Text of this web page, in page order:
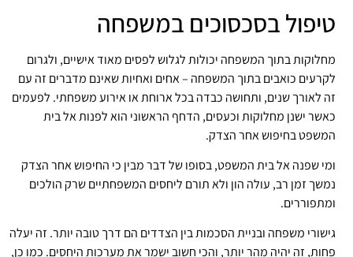
טיפול בסכסוכים במשפחה
מחלוקות בתוך המשפחה יכולות לגלוש לפסים מאוד אישיים, ולגרום
לקרעים כואבים בתוך המשפחה – אחים ואחיות שאינם מדברים זה עם
זה לאורך שנים, ותחושה כבדה בכל ארוחת או אירוע משפחתי. לפעמים
כאשר ישנן מחלוקות וכעסים, הדחף הראשוני הוא לפנות אל בית
המשפט בחיפוש אחר הצדק.
ומי שפנה אל בית המשפט, בסופו של דבר מבין כי החיפוש אחר הצדק
נמשך זמן רב, עולה הון ולא תורם ליחסים המשפחתיים שרק הולכים
ומתפוררים.
גישורי משפחה ובניית הסכמות בין הצדדים הם דרך טובה יותר. זה יעלה
פחות, זה יהיה מהר יותר, והכי חשוב ישמר את מערכות היחסים. כמו כן,